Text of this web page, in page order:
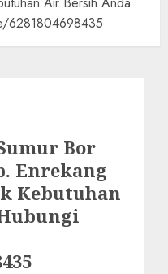
6281804698435
Bor
Enrekang
Kebutuhan